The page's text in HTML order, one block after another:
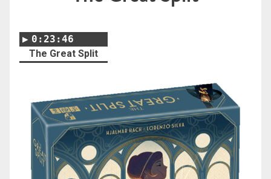
0:23:46
The Great Split